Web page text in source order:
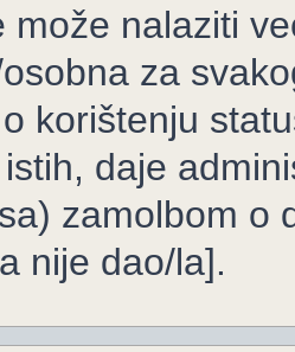
može nalaziti
za
korištenju
daje
zamolbom o
nije dao/la].